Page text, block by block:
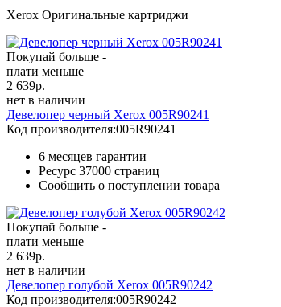
Xerox Оригинальные картриджи
Покупай больше -
плати меньше
2 639р.
нет в наличии
Девелопер черный Xerox 005R90241
Код производителя:005R90241
6 месяцев гарантии
Ресурс 37000 страниц
Сообщить о поступлении товара
Покупай больше -
плати меньше
2 639р.
нет в наличии
Девелопер голубой Xerox 005R90242
Код производителя:005R90242